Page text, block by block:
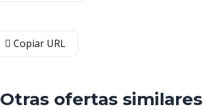
Copiar URL
Otras ofertas similares